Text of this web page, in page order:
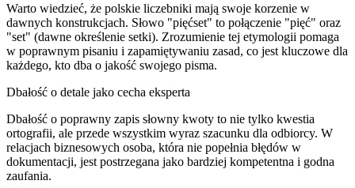
Warto wiedzieć, że polskie liczebniki mają swoje korzenie w
dawnych konstrukcjach. Słowo "pięćset" to połączenie "pięć" oraz
"set" (dawne określenie setki). Zrozumienie tej etymologii pomaga
w poprawnym pisaniu i zapamiętywaniu zasad, co jest kluczowe dla
każdego, kto dba o jakość swojego pisma.
Dbałość o detale jako cecha eksperta
Dbałość o poprawny zapis słowny kwoty to nie tylko kwestia
ortografii, ale przede wszystkim wyraz szacunku dla odbiorcy. W
relacjach biznesowych osoba, która nie popełnia błędów w
dokumentacji, jest postrzegana jako bardziej kompetentna i godna
zaufania.